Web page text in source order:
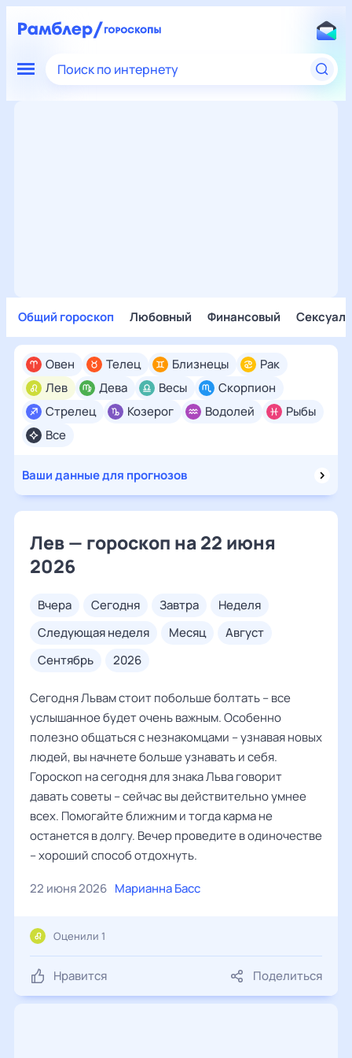
Поиск по интернету
Общий гороскоп Любовный Финансовый
Все
Овен Телец Близнецы
Рак
Лев
Дева Весы
Скорпион
Стрелец
Козерог Водолей Рыбы
Ваши данные для прогнозов
Лев — гороскоп на 22 июня
2026
вчера сегодня завтра
неделя
следующая неделя
месяц
август
сентябрь
2026
Сегодня Львам стоит побольше болтать – все
услышанное будет очень важным. Особенно
полезно общаться с незнакомцами – узнавая новых
людей, вы начнете больше узнавать и себя.
Гороскоп на сегодня для знака Льва говорит
давать советы – сейчас вы действительно умнее
всех. Помогайте ближним и тогда карма не
останется в долгу. Вечер проведите в одиночестве
– хороший способ отдохнуть.
22 июня 2026 Марианна Басс
Нравится Поделиться
Оценили 1